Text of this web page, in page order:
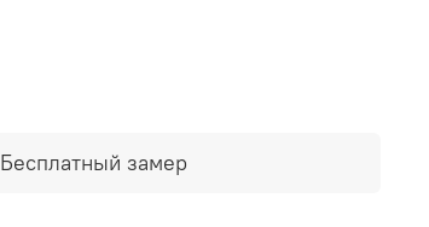
Бесплатный замер